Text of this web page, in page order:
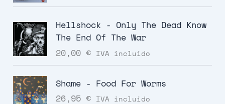
Hellshock - Only The Dead Know
The End Of The War
20,00€ IVA incluido
Shame - Food For Worms
26,95€ IVA incluido